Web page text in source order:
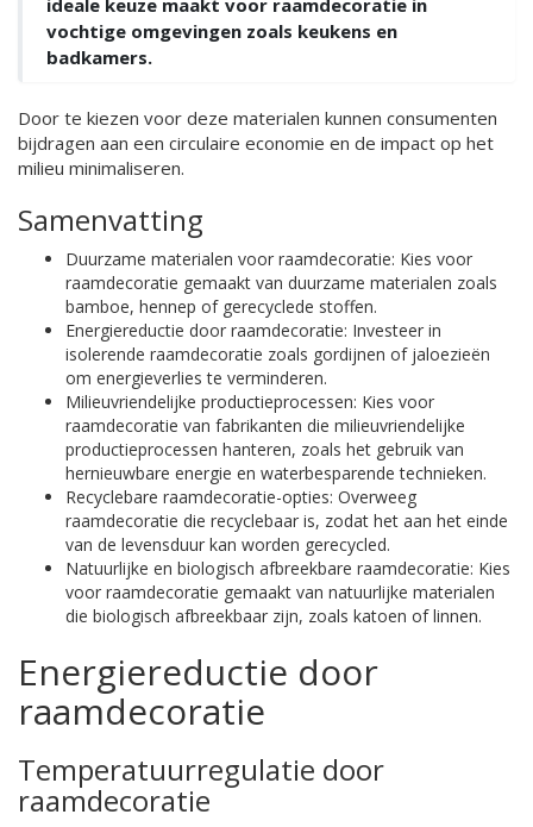
ideale keuze maakt voor raamdecoratie in
vochtige omgevingen zoals keukens en
badkamers.
Door te kiezen voor deze materialen kunnen consumenten
bijdragen aan een circulaire economie en de impact op het
milieu minimaliseren.
Samenvatting
Duurzame materialen voor raamdecoratie: Kies voor
raamdecoratie gemaakt van duurzame materialen zoals
bamboe, hennep of gerecyclede stoffen.
Energiereductie door raamdecoratie: Investeer in
isolerende raamdecoratie zoals gordijnen of jaloezieën
om energieverlies te verminderen.
Milieuvriendelijke productieprocessen: Kies voor
raamdecoratie van fabrikanten die milieuvriendelijke
productieprocessen hanteren, zoals het gebruik van
hernieuwbare energie en waterbesparende technieken.
Recyclebare raamdecoratie-opties: Overweeg
raamdecoratie die recyclebaar is, zodat het aan het einde
van de levensduur kan worden gerecycled.
Natuurlijke en biologisch afbreekbare raamdecoratie: Kies
voor raamdecoratie gemaakt van natuurlijke materialen
die biologisch afbreekbaar zijn, zoals katoen of linnen.
Energiereductie door
raamdecoratie
Temperatuurregulatie door
raamdecoratie